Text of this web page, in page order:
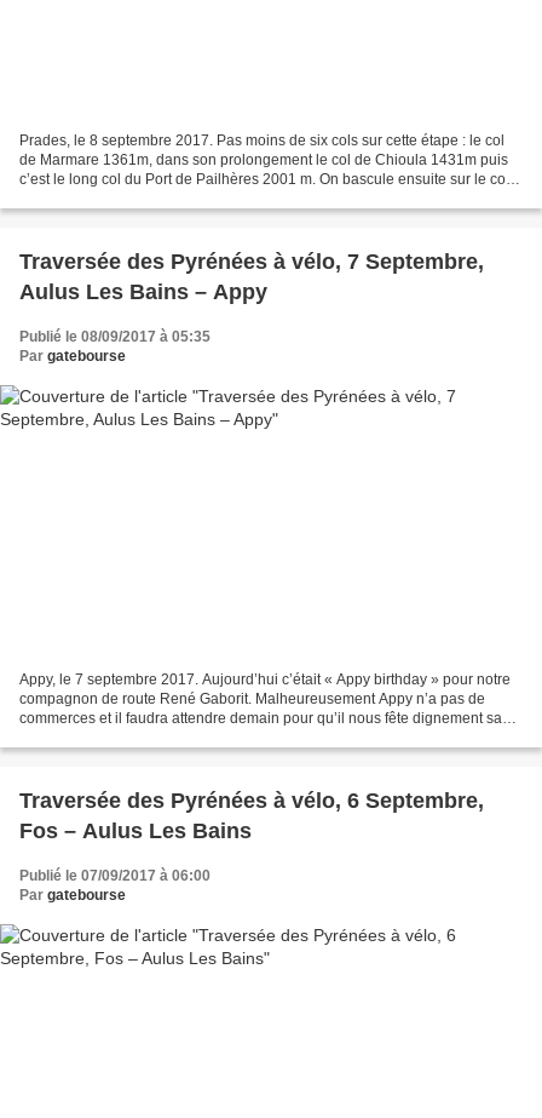
Prades, le 8 septembre 2017. Pas moins de six cols sur cette étape : le col
de Marmare 1361m, dans son prolongement le col de Chioula 1431m puis
c’est le long col du Port de Pailhères 2001 m. On bascule ensuite sur le col
Traversée des Pyrénées à vélo, 7 Septembre,
Aulus Les Bains – Appy
Publié le 08/09/2017 à 05:35
Par gatebourse
Appy, le 7 septembre 2017. Aujourd’hui c’était « Appy birthday » pour notre
compagnon de route René Gaborit. Malheureusement Appy n’a pas de
commerces et il faudra attendre demain pour qu’il nous fête dignement sa
Traversée des Pyrénées à vélo, 6 Septembre,
Fos – Aulus Les Bains
Publié le 07/09/2017 à 06:00
Par gatebourse